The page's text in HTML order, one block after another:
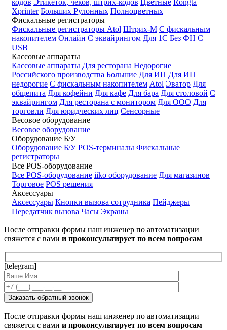
кодов Этикеток, чеков, штрих-кодов Цветные Rongta
Xprinter Больших Рулонных Полноцветных
Фискальные регистраторы
Фискальные регистраторы Atol Штрих-М С фискальным
накопителем Онлайн С эквайрингом Для 1С Без ФН С
USB
Кассовые аппараты
Кассовые аппараты Для ресторана Недорогие
Российского производства Большие Для ИП Для ИП
недорогие С фискальным накопителем Atol Эватор Для
общепита Для кофейни Для кафе Для бара Для столовой С
эквайрингом Для ресторана с монитором Для ООО Для
торговли Для юридческих лиц Сенсорные
Весовое оборудование
Весовое оборудование
Оборудование Б/У
Оборудование Б/У POS-терминалы Фискальные
регистраторы
Все POS-оборудование
Все POS-оборудование iiko оборудование Для магазинов
Торговое POS решения
Аксессуары
Аксессуары Кнопки вызова сотрудника Пейджеры
Передатчик вызова Часы Экраны
После отправки формы наш инженер по автоматизации
свяжется с вами и проконсультирует по всем вопросам
[telegram]
После отправки формы наш инженер по автоматизации
свяжется с вами и проконсультирует по всем вопросам